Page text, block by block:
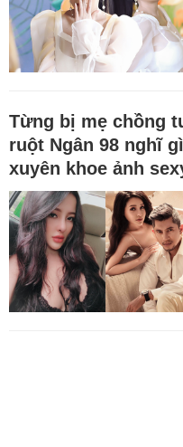
Từng bị mẹ chồng
ruột Ngân 98 nghĩ
xuyên khoe ảnh